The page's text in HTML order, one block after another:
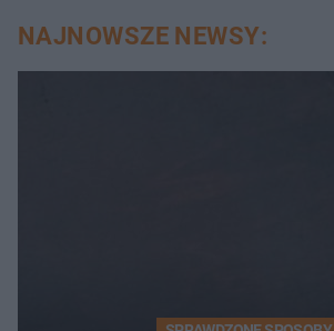
NAJNOWSZE NEWSY: